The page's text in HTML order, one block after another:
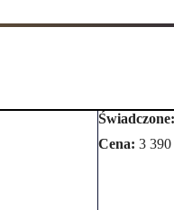
Świadczone:
Cena: 3 390